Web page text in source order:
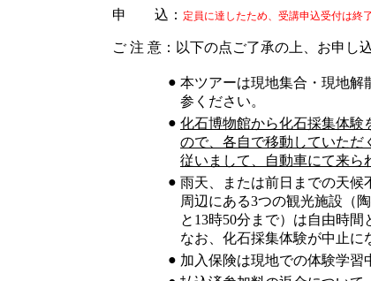
申 込： 定員に達したため、受講申込受付は終
ご 注 意：以下の点ご了承の上、お申し
● 本ツアーは現地集合・現地解
参ください。
● 化石博物館から化石採集体験
ので、各自で移動していただ
従いまして、自動車にて来ら
● 雨天、または前日までの天候
周辺にある3つの観光施設（
と13時50分まで）は自由時間
なお、化石採集体験が中止に
● 加入保険は現地での体験学習